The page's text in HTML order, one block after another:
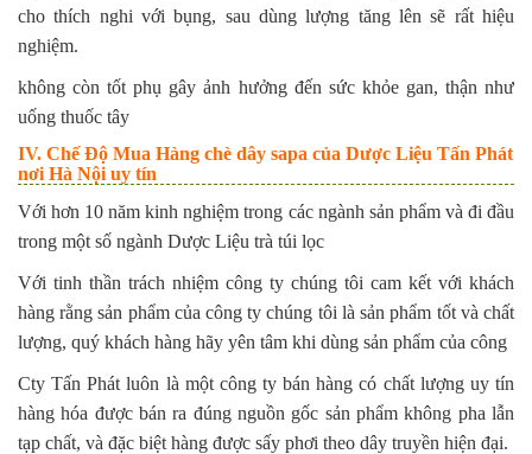
cho thích nghi với bụng, sau dùng lượng tăng lên sẽ rất hiệu
nghiệm.
không còn tốt phụ gây ảnh hưởng đến sức khỏe gan, thận như
uống thuốc tây
IV. Chế Độ Mua Hàng chè dây sapa của Dược Liệu Tấn Phát
nơi Hà Nội uy tín
Với hơn 10 năm kinh nghiệm trong các ngành sản phẩm và đi đầu
trong một số ngành Dược Liệu trà túi lọc
Với tinh thần trách nhiệm công ty chúng tôi cam kết với khách
hàng rằng sản phẩm của công ty chúng tôi là sản phẩm tốt và chất
lượng, quý khách hàng hãy yên tâm khi dùng sản phẩm của công
Cty Tấn Phát luôn là một công ty bán hàng có chất lượng uy tín
hàng hóa được bán ra đúng nguồn gốc sản phẩm không pha lẫn
tạp chất, và đặc biệt hàng được sấy phơi theo dây truyền hiện đại.